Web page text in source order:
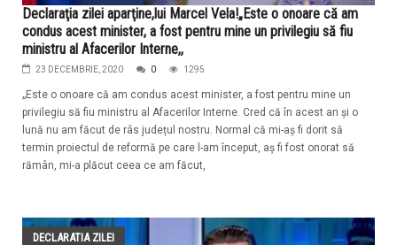
Declaraţia zilei aparţine,lui Marcel Vela!„Este o onoare că am
condus acest minister, a fost pentru mine un privilegiu să fiu
ministru al Afacerilor Interne,,
23 DECEMBRIE, 2020 0 1295
„Este o onoare că am condus acest minister, a fost pentru mine un
privilegiu să fiu ministru al Afacerilor Interne. Cred că în acest an și o
lună nu am făcut de râs județul nostru. Normal că mi-aș fi dorit să
termin proiectul de reformă pe care l-am început, aș fi fost onorat să
rămân, mi-a plăcut ceea ce am făcut,
DECLARATIA ZILEI